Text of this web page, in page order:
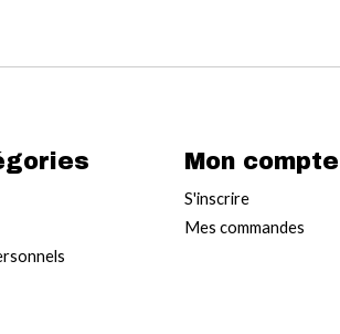
Mon compte
S'inscrire
Mes commandes